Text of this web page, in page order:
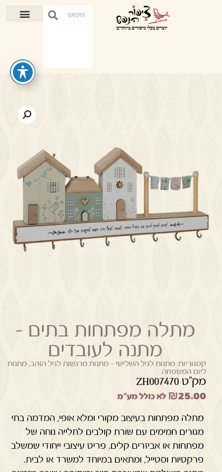
מתלה מפתחות בתים –
מתנה לעובדים
קטגוריות: מתנות לגיל השלישי - מתנות מרגשות לגיל הזהב,מתנות
ליום המשפחה
מק"ט ZH007470
₪25.00 לא כולל מע"מ
מתלה מפתחות בעיצוב מקורי ומלא אופי, המדמה בתי
מגורים חמימים עם שורת קולבים לתלייה נוחה של
מפתחות או אביזרים קלים. פריט עיצובי ייחודי שמשלב
פרקטיות וסטייל, ומתאים במיוחד למשרד או לבית.